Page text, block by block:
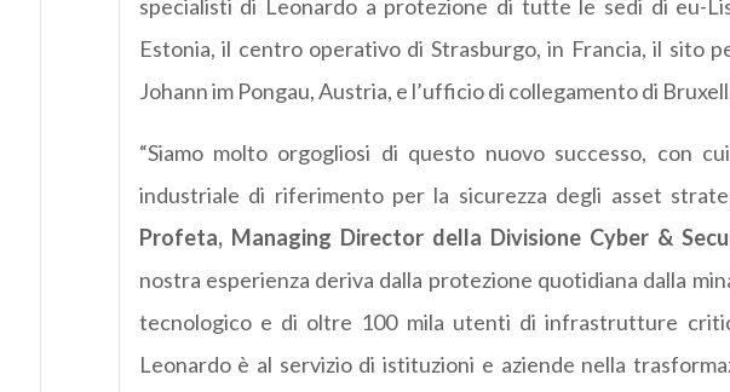
specialisti di Leonardo a protezione di tutte le sedi di eu-
Estonia, il centro operativo di Strasburgo, in Francia, il sito
Johann im Pongau, Austria, e l’ufficio di collegamento di
“Siamo molto orgogliosi di questo nuovo successo, con
industriale di riferimento per la sicurezza degli asset
Profeta, Managing Director della Divisione Cyber &
nostra esperienza deriva dalla protezione quotidiana dalla
tecnologico e di oltre 100 mila utenti di infrastrutture
Leonardo è al servizio di istituzioni e aziende nella